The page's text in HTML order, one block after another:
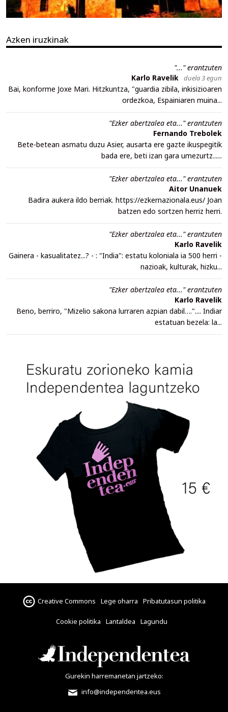
Azken iruzkinak
"..." erantzuten
Karlo Ravelik duela 3 egun
Bai, konforme Joxe Mari. Hitzkuntza, "guardia zibila, inkisizioaren
ordezkoa, Espainiaren muina...
"Ezker abertzalea eta..." erantzuten
Fernando Trebolek
Bete-betean asmatu duzu Asier, ausarta ere gazte ikuspegitik
bada ere, beti izan gara umezurtz......
"Ezker abertzalea eta..." erantzuten
Aitor Unanuek
Badira aukera ildo berriak. https://ezkernazionala.eus/ Joan
batzen edo sortzen herriz herri.
"Ezker abertzalea eta..." erantzuten
Karlo Ravelik
Gainera - kasualitatez...? - : "India": estatu koloniala ia 500 herri -
nazioak, kulturak, hizku...
"Ezker abertzalea eta..." erantzuten
Karlo Ravelik
Beno, berriro, "Mizelio sakona lurraren azpian dabil….".... Indiar
estatuan bezela: la...
Creative Commons Lege oharra Pribatutasun politika
Cookie politika Lantaldea Lagundu
Gurekin harremanetan jartzeko:
info@independentea.eus